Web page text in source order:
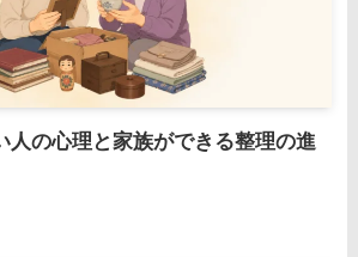
人の心理と家族ができる整理の進